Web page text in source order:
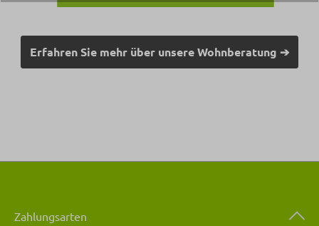
Erfahren Sie mehr über unsere Wohnberatung ➔
Zahlungsarten